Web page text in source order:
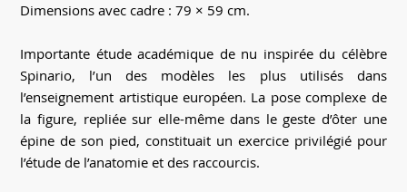
Dimensions avec cadre : 79 × 59 cm.
Importante étude académique de nu inspirée du célèbre
Spinario, l’un des modèles les plus utilisés dans
l’enseignement artistique européen. La pose complexe de
la figure, repliée sur elle-même dans le geste d’ôter une
épine de son pied, constituait un exercice privilégié pour
l’étude de l’anatomie et des raccourcis.